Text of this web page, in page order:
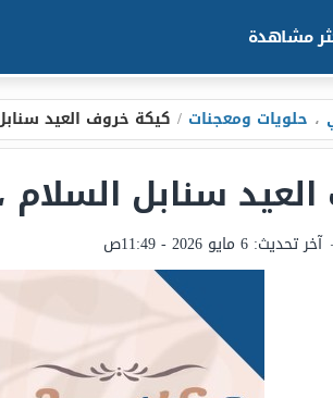
مشاهدة
، حلويات ومعجنات / كيكة خروف العيد سنابل
سنابل السلام ،
آخر تحديث: 6 مايو 2026 - 11:49ص